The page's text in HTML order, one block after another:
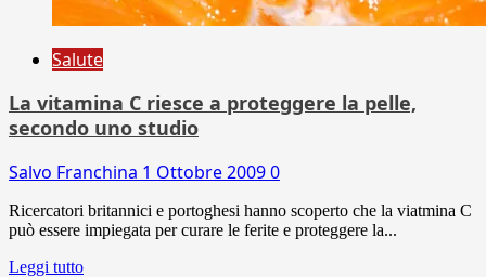
Salute
La vitamina C riesce a proteggere la pelle,
secondo uno studio
Salvo Franchina 1 Ottobre 20090
Ricercatori britannici e portoghesi hanno scoperto che la viatmina C
può essere impiegata per curare le ferite e proteggere la...
Leggi tutto